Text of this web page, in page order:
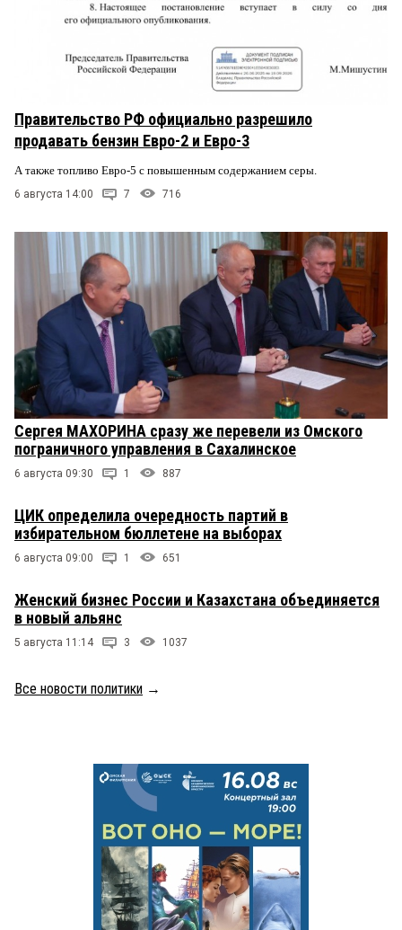
Правительство РФ официально разрешило
продавать бензин Евро-2 и Евро-3
А также топливо Евро-5 с повышенным содержанием серы.
6 августа 14:00 7 716
Сергея МАХОРИНА сразу же перевели из Омского
пограничного управления в Сахалинское
6 августа 09:30 1 887
ЦИК определила очередность партий в
избирательном бюллетене на выборах
6 августа 09:00 1 651
Женский бизнес России и Казахстана объединяется
в новый альянс
5 августа 11:14 3 1037
Все новости политики →